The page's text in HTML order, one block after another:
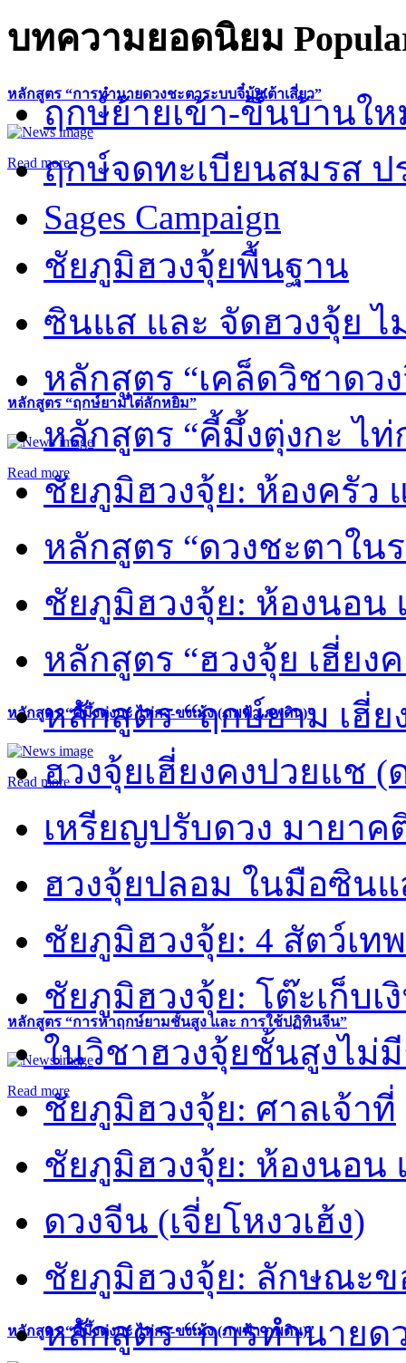
หลักสูตร “การทำนายดวงชะตาระบบจี๋มุ้ยเต้าเสี่ยว”
Read more
หลักสูตร “ฤกษ์ยามไต่ลักหยิ่ม”
Read more
หลักสูตร “คี้มึ้งตุ่งกะ ไท่กง-ขงเม้ง (ภพฟ้า ภพดิน)”
Read more
หลักสูตร “การหาฤกษ์ยามชั้นสูง และ การใช้ปฏิทินจีน”
Read more
หลักสูตร “คี้มึ้งตุ่งกะ ไท่กง-ขงเม้ง (ภพฟ้า ภพดิน)”
บทความยอดนิยม
ฤกษ์ย้ายเข้า-ขึ้นบ้านให
ฤกษ์จดทะเบียนสมรส ป
Sages Campaign
ชัยภูมิฮวงจุ้ยพื้นฐาน
ซินแส และ จัดฮวงจุ้ย ไ
หลักสูตร “เคล็ดวิชาดว
หลักสูตร “คี้มึ้งตุ่งกะ ไ
ชัยภูมิฮวงจุ้ย: ห้องครัว
หลักสูตร “ดวงชะตาใน
ชัยภูมิฮวงจุ้ย: ห้องนอน
หลักสูตร “ฮวงจุ้ย เฮี่ยง
หลักสูตร “ฤกษ์ยาม เฮี่ย
ฮวงจุ้ยเฮี่ยงคงปวยแช (
เหรียญปรับดวง มายา
ฮวงจุ้ยปลอม ในมือซิน
ชัยภูมิฮวงจุ้ย: 4 สัตว์เทพ
ชัยภูมิฮวงจุ้ย: โต๊ะเก็บเ
ในวิชาฮวงจุ้ยชั้นสูงไม่
ชัยภูมิฮวงจุ้ย: ศาลเจ้าที่
ชัยภูมิฮวงจุ้ย: ห้องนอน
ดวงจีน (เจี่ยโหงวเฮ้ง)
ชัยภูมิฮวงจุ้ย: ลักษณะ
หลักสูตร “การทำนายด